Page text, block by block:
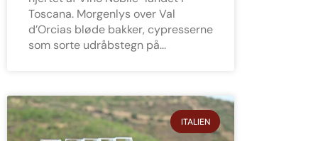
Toscana. Morgenlys over Val
d’Orcias bløde bakker, cypresserne
som sorte udråbstegn på
ITALIEN